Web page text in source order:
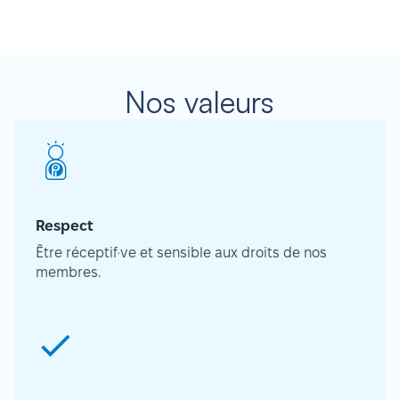
Nos valeurs
Respect
Être réceptif·ve et sensible aux droits de nos
membres.